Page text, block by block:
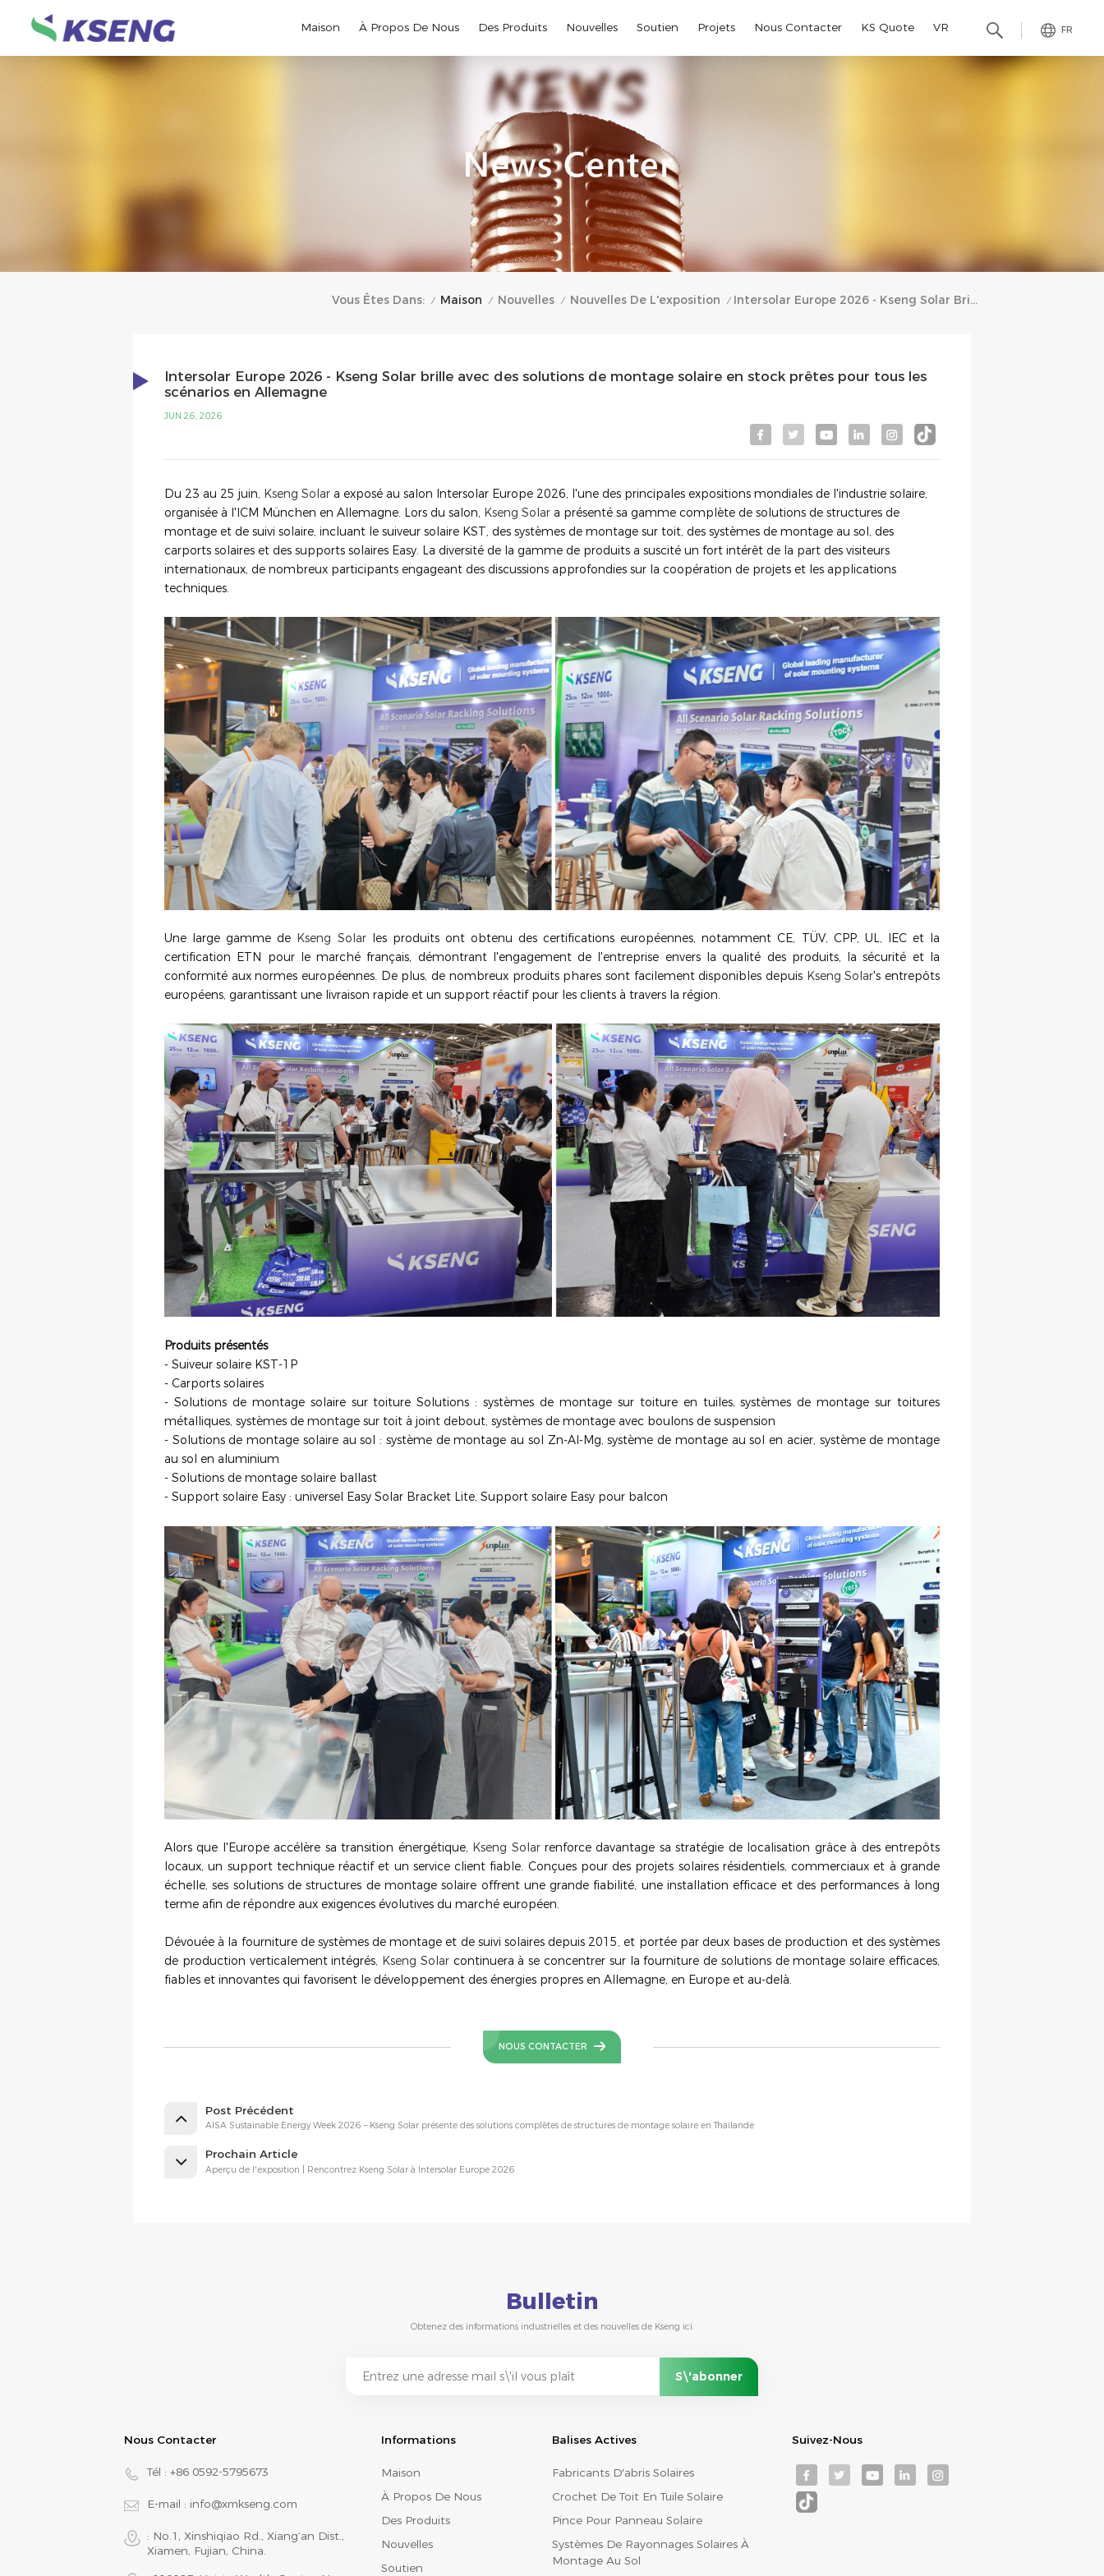
FR
Maison À Propos De Nous Des Produits Nouvelles Soutien Projets Nous Contacter KS Quote VR
Vous Êtes Dans: / Maison / Nouvelles / Nouvelles De L'exposition / Intersolar Europe 2026 - Kseng Solar Brille Avec Des Solutions De Montage Solaire En Stock Prêtes Pour Tous Les Scénarios En Allemagne
Intersolar Europe 2026 - Kseng Solar brille avec des solutions de montage solaire en stock prêtes pour tous les
scénarios en Allemagne
JUN 26, 2026
Du 23 au 25 juin, Kseng Solar a exposé au salon Intersolar Europe 2026, l'une des principales expositions mondiales de l'industrie solaire,
organisée à l'ICM München en Allemagne. Lors du salon, Kseng Solar a présenté sa gamme complète de solutions de structures de
montage et de suivi solaire, incluant le suiveur solaire KST, des systèmes de montage sur toit, des systèmes de montage au sol, des
carports solaires et des supports solaires Easy. La diversité de la gamme de produits a suscité un fort intérêt de la part des visiteurs
internationaux, de nombreux participants engageant des discussions approfondies sur la coopération de projets et les applications
techniques.
Une large gamme de Kseng Solarles produits ont obtenu des certifications européennes, notamment CE, TÜV, CPP, UL, IEC et la
certification ETN pour le marché français, démontrant l'engagement de l'entreprise envers la qualité des produits, la sécurité et la
conformité aux normes européennes. De plus, de nombreux produits phares sont facilement disponibles depuis Kseng Solar's entrepôts
européens, garantissant une livraison rapide et un support réactif pour les clients à travers la région.
Produits présentés
- Suiveur solaire KST-1P
- Carports solaires
- Solutions de montage solaire sur toiture Solutions : systèmes de montage sur toiture en tuiles, systèmes de montage sur toitures
métalliques, systèmes de montage sur toit à joint debout, systèmes de montage avec boulons de suspension
- Solutions de montage solaire au sol : système de montage au sol Zn-Al-Mg, système de montage au sol en acier, système de montage
au sol en aluminium
- Solutions de montage solaire ballast
- Support solaire Easy : universel Easy Solar Bracket Lite, Support solaire Easy pour balcon
Alors que l'Europe accélère sa transition énergétique, Kseng Solarrenforce davantage sa stratégie de localisation grâce à des entrepôts
locaux, un support technique réactif et un service client fiable. Conçues pour des projets solaires résidentiels, commerciaux et à grande
échelle, ses solutions de structures de montage solaire offrent une grande fiabilité, une installation efficace et des performances à long
terme afin de répondre aux exigences évolutives du marché européen.
Dévouée à la fourniture de systèmes de montage et de suivi solaires depuis 2015, et portée par deux bases de production et des systèmes
de production verticalement intégrés, Kseng Solarcontinuera à se concentrer sur la fourniture de solutions de montage solaire efficaces,
fiables et innovantes qui favorisent le développement des énergies propres en Allemagne, en Europe et au-delà.
NOUS CONTACTER
Post Précédent
AISA Sustainable Energy Week 2026 – Kseng Solar présente des solutions complètes de structures de montage solaire en Thaïlande
Prochain Article
Aperçu de l'exposition | Rencontrez Kseng Solar à Intersolar Europe 2026
Bulletin
Obtenez des informations industrielles et des nouvelles de Kseng ici.
Nous Contacter
Tél : +86 0592-5795673
E-mail : info@xmkseng.com
: No.1, Xinshiqiao Rd., Xiang‘an Dist.,
Xiamen, Fujian, China.
Informations
Maison
À Propos De Nous
Des Produits
Nouvelles
Soutien
Balises Actives
Fabricants D'abris Solaires
Crochet De Toit En Tuile Solaire
Pince Pour Panneau Solaire
Systèmes De Rayonnages Solaires À
Montage Au Sol
Suivez-Nous